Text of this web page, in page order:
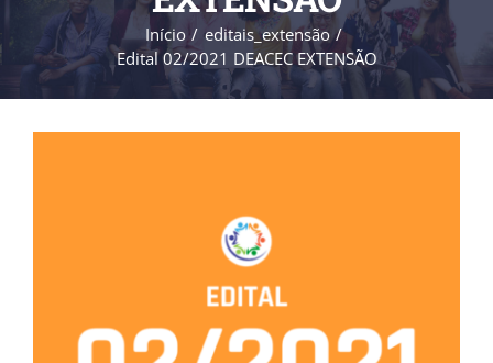
Início
editais_extensão
Edital 02/2021 DEACEC EXTENSÃO